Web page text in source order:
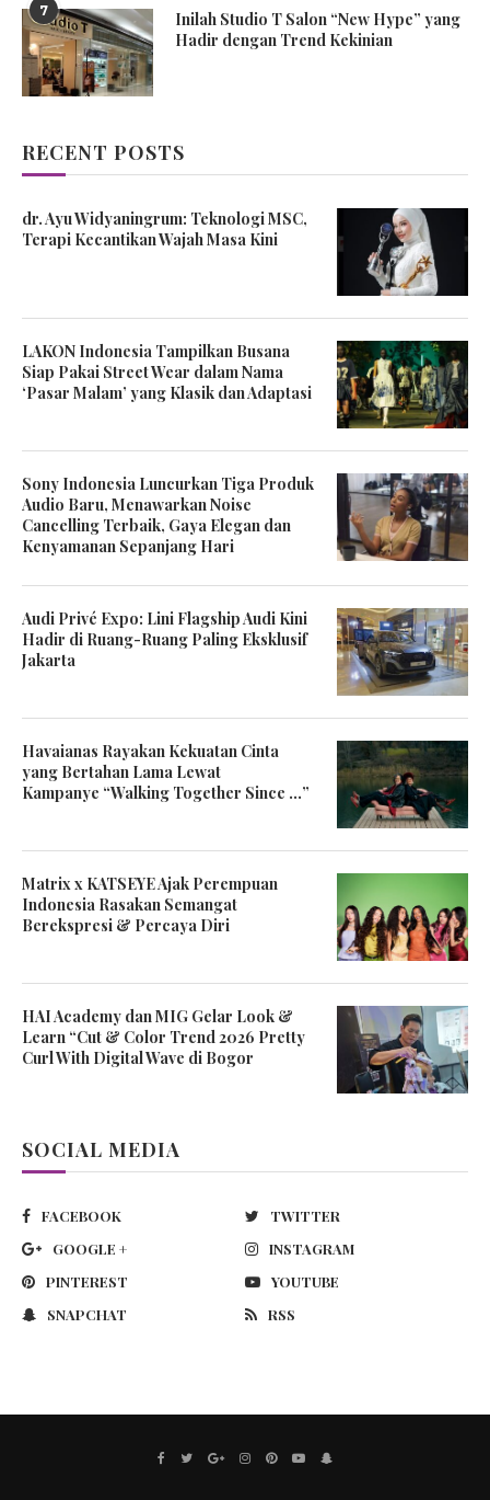
7
Inilah Studio T Salon “New Hype” yang
Hadir dengan Trend Kekinian
RECENT POSTS
dr. Ayu Widyaningrum: Teknologi MSC,
Terapi Kecantikan Wajah Masa Kini
LAKON Indonesia Tampilkan Busana
Siap Pakai Street Wear dalam Nama
‘Pasar Malam’ yang Klasik dan Adaptasi
Sony Indonesia Luncurkan Tiga Produk
Audio Baru, Menawarkan Noise
Cancelling Terbaik, Gaya Elegan dan
Kenyamanan Sepanjang Hari
Audi Privé Expo: Lini Flagship Audi Kini
Hadir di Ruang-Ruang Paling Eksklusif
Jakarta
Havaianas Rayakan Kekuatan Cinta
yang Bertahan Lama Lewat
Kampanye “Walking Together Since …”
Matrix x KATSEYE Ajak Perempuan
Indonesia Rasakan Semangat
Berekspresi & Percaya Diri
HAI Academy dan MIG Gelar Look &
Learn “Cut & Color Trend 2026 Pretty
Curl With Digital Wave di Bogor
SOCIAL MEDIA
FACEBOOK
TWITTER
GOOGLE +
INSTAGRAM
PINTEREST
YOUTUBE
SNAPCHAT
RSS